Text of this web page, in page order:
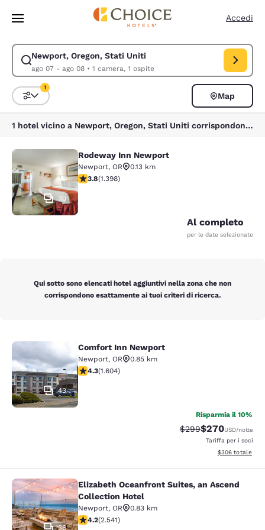
Vai A Contenuto Principale
Accedi
Newport, Oregon, Stati Uniti
ago 07 - ago 08• 1 camera, 1 ospite
Modifica la ricerca per Newport, Oregon, Stati Uniti. Data di check-in
Ordina e filtra
1
Map
1 hotel vicino a Newport, Oregon, Stati Uniti corrispondono ai tuoi filtri
Rodeway Inn Newport
30
Rodeway Inn Newport
Newport, OR
0.13 km
Valutazione di 3.84 stelle. Buono. 1398 recensioni
3.8(1.398)
Al completo
per le date selezionate
Qui sotto sono elencati hotel aggiuntivi nella zona che non
corrispondono esattamente ai tuoi criteri di ricerca.
Comfort Inn Newport
43
Comfort Inn Newport
Newport, OR
0.85 km
Valutazione di 4.31 stelle. Ottimo. 1604 recensioni
4.3(1.604)
Risparmia il 10%
Tariffa di barratura:
$299Tariffa
$270USD/notte
Tariffa per i soci
Visualizza i
$306 totale
Elizabeth Oceanfront Suites, an
36
Elizabeth Oceanfront Suites, an Ascend
Collection Hotel
Newport, OR
0.83 km
Valutazione di 4.19 stelle. Molto buono. 2541
4.2(2.541)